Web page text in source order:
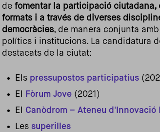
de fomentar la participació
formats i a través de diverses
democràcies, de manera conjunta
polítics i institucions. La candidatura
destacats de la ciutat:
Els pressupostos participatius
El
Fòrum Jove (2021)
El Canòdrom – Ateneu
Les superilles